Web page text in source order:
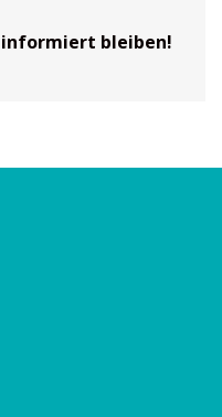
informiert bleiben!